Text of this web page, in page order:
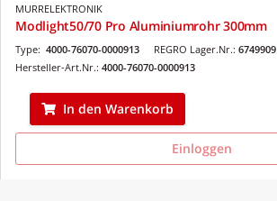
MURRELEKTRONIK
Modlight50/70 Pro Aluminiumrohr 300mm
REGRO Lager.Nr.: 6749909
Type: 4000-76070-0000913
Hersteller-Art.Nr.: 4000-76070-0000913
In den Warenkorb
Einloggen